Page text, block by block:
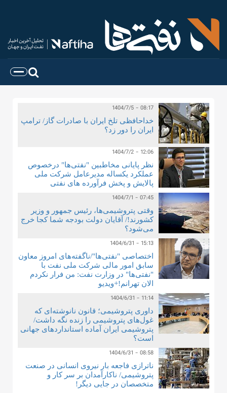
1404/7/5 - 08:17
خداحافظی تلخ ایران با صادرات گاز/ ترامپ
ایران را دور زد؟
1404/7/2 - 12:06
نظر پایانی مخاطبین "نفتی‌ها" درخصوص
عملکرد یکساله مدیرعامل شرکت ملی
پالایش و پخش فرآورده های نفتی
1404/7/1 - 07:45
وقتی پتروشیمی‌ها، رئیس جمهور و وزیر
کشورند!/ آقایان دولت بودجه شما کجا خرج
می‌شود؟
1404/6/31 - 15:13
اختصاصی "نفتی‌ها"/ناگفته‌های امروز معاون
سابق امور مالی شرکت ملی نفت با
"نفتی‌ها" در وزارت نفت: من فرار نکردم
الان تهرانم!+ویدیو
1404/6/31 - 11:14
داوری پتروشیمی؛ قانون نانوشته‌ای که
غول‌های پتروشیمی را زنده نگه داشت/
پتروشیمی ایران آماده استانداردهای جهانی
است؟
1404/6/31 - 08:58
ناترازی فاجعه بار نیروی انسانی در صنعت
پتروشیمی/ ناکارآمدان بر سر کار و
متخصصان در جایی دیگر!